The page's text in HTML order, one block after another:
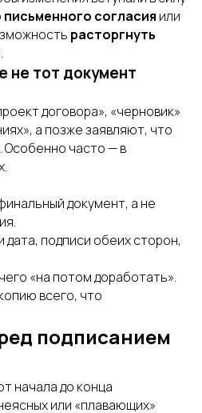
согласия или
расторгнуть
.
не тот документ
договора», «черновик»
а позже заявляют, что
Особенно часто — в
документ, а не
подписи обеих сторон,
«на потом доработать».
всего, что
подписанием
начала до конца
или «плавающих»